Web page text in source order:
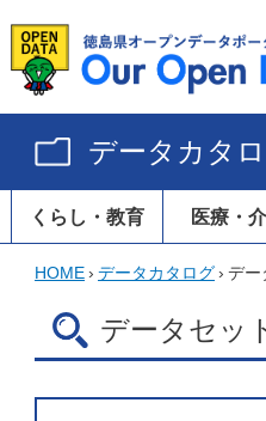
データカタ
くらし・教育 医療・
HOME› データカタログ› デー
データセッ